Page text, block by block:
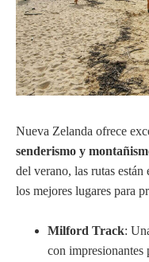
Nueva Zelanda ofrece
senderismo y
del verano, las rutas
los mejores lugares para
Milford Track:
con impresionantes